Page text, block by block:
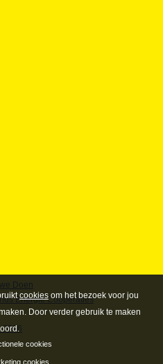
Doen
Energie Coöperaties
2026
cookiesom het bezoek voor jou
Door verder gebruik te maken
cookies
cookies